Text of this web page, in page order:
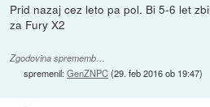
Prid nazaj cez leto pa pol. Bi 5-6 let
za Fury X2
Zgodovina sprememb…
spremenil:GenZNPC(29. feb 2016 ob 19:47)